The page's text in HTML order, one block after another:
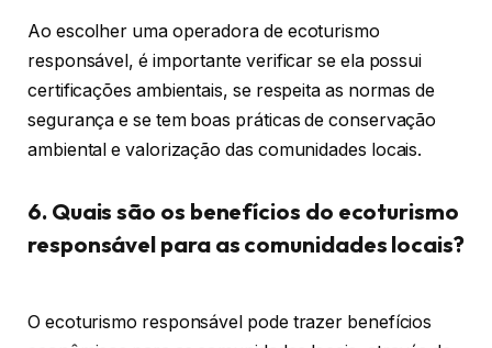
Ao escolher uma operadora de ecoturismo
responsável, é importante verificar se ela possui
certificações ambientais, se respeita as normas de
segurança e se tem boas práticas de conservação
ambiental e valorização das comunidades locais.
6. Quais são os benefícios do ecoturismo
responsável para as comunidades locais?
O ecoturismo responsável pode trazer benefícios